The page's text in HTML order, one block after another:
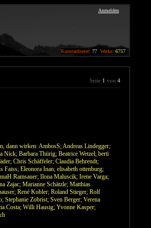
Anmelden
Kunstanbieter: 77 Werke: 6757
Seite 1 von 4
dann wirken: AmbosS; Andreas Lindegger;
Nick; Barbara Thürig; Beatrice Wetzel; berti
Chris Schäffeler; Claudia Behrendt;
Eleonora Inan; elisabeth ottenburg;
Ramsauer; Ilona Maluscik; Irene Varga;
Zajac; Marianne Schätzle; Matthias
René Kobler; Roland Stieger; Rolf
Stephanie Zobrist; Sven Berger; Verena
Costa; Willi Hausig; Yvonne Kasper;